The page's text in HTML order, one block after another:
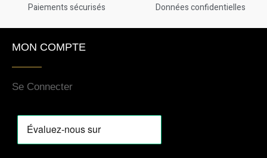
Paiements sécurisés Données confidentielles
MON COMPTE
Se Connecter